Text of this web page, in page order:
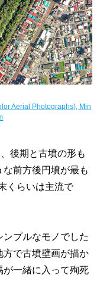
Aerial Photographs), Min
後期と古墳の形も
前方後円墳が最も
くらいは主流で
プルなモノでした
方で古墳壁画が描か
が一緒に入って殉死